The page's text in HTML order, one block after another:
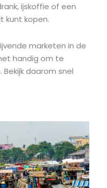
ijskoffie of een
kunt kopen.
marketen in de
handig om te
daarom snel